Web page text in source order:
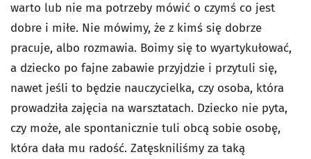
warto lub nie ma potrzeby mówić o czymś co jest
dobre i miłe. Nie mówimy, że z kimś się dobrze
pracuje, albo rozmawia. Boimy się to wyartykułować,
a dziecko po fajne zabawie przyjdzie i przytuli się,
nawet jeśli to będzie nauczycielka, czy osoba, która
prowadziła zajęcia na warsztatach. Dziecko nie pyta,
czy może, ale spontanicznie tuli obcą sobie osobę,
która dała mu radość. Zatęskniliśmy za taką